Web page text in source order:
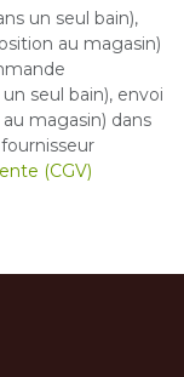
un seul bain),
au magasin)
seul bain), envoi
magasin) dans
(CGV)